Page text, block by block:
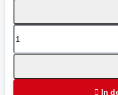
 In